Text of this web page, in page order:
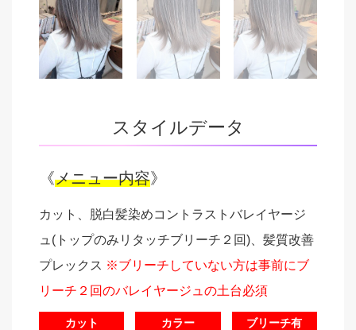
スタイルデータ
《メニュー内容》
カット、脱白髪染めコントラストバレイヤージ
ュ(トップのみリタッチブリーチ２回)、髪質改善
プレックス ※ブリーチしていない方は事前にブ
リーチ２回のバレイヤージュの土台必須
カット カラー ブリーチ有